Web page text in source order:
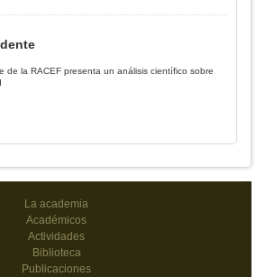
de la RACEF presenta un análisis científico sobre
La academia
Académicos
Actividades
Biblioteca
Publicaciones